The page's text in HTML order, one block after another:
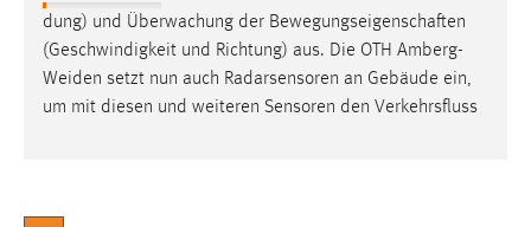
dung) und Überwachung der Bewegungseigenschaften
(Geschwindigkeit und Richtung) aus. Die OTH Amberg-
Weiden setzt nun auch Radarsensoren an Gebäude ein,
um mit diesen und weiteren Sensoren den Verkehrsfluss
Wird benötigt um die Chatfunktion nutzen zu können.
Cookie Laufzeit:
MibewSessionID, mibew-chat-frame-style-
5e9dbeb1811c0446 = Sitzungslaufzeit, mibew_locale = 3